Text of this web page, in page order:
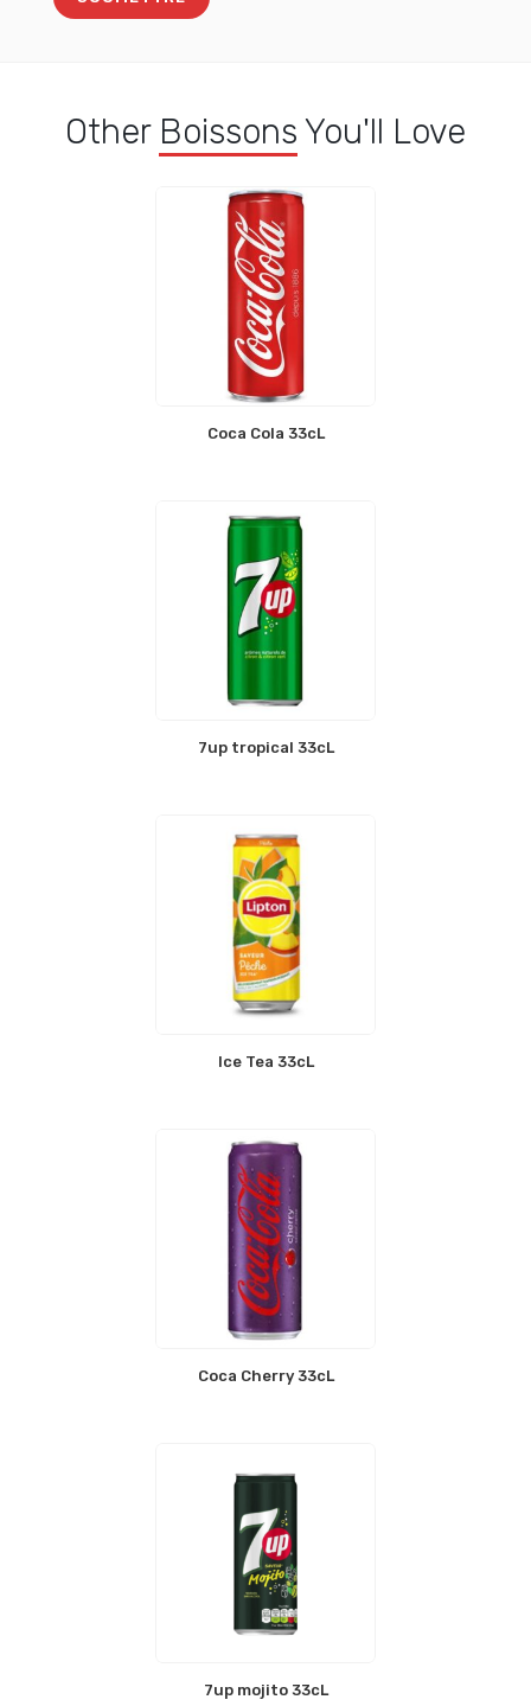
Other Boissons You'll Love
Coca Cola 33cL
7up tropical 33cL
Ice Tea 33cL
Coca Cherry 33cL
7up mojito 33cL